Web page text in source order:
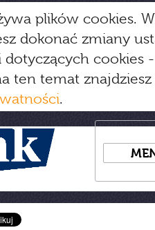
plików cookies.
dokonać zmiany
dotyczących cookies
ten temat
.